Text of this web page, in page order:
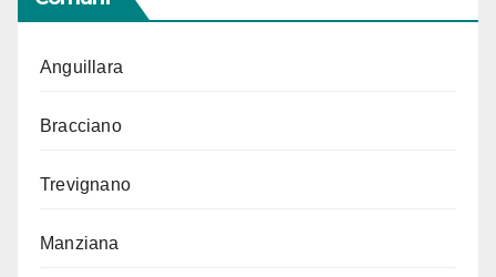
Anguillara
Bracciano
Trevignano
Manziana